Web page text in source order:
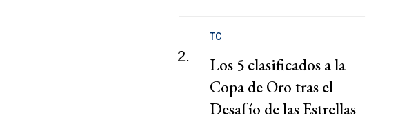
2.
TC
Los 5 clasificados a la
Copa de Oro tras el
Desafío de las Estrellas